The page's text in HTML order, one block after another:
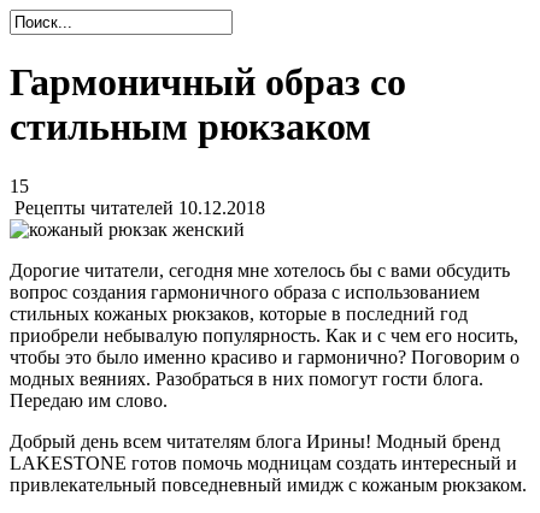
Гармоничный образ со
стильным рюкзаком
15
Рецепты читателей 10.12.2018
Дорогие читатели, сегодня мне хотелось бы с вами обсудить
вопрос создания гармоничного образа с использованием
стильных кожаных рюкзаков, которые в последний год
приобрели небывалую популярность. Как и с чем его носить,
чтобы это было именно красиво и гармонично? Поговорим о
модных веяниях. Разобраться в них помогут гости блога.
Передаю им слово.
Добрый день всем читателям блога Ирины! Модный бренд
LAKESTONE готов помочь модницам создать интересный и
привлекательный повседневный имидж с кожаным рюкзаком.